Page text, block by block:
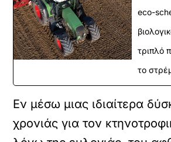
eco-
τριπλό
το
Εν μέσω μιας ιδιαίτερα
χρονιάς για τον